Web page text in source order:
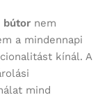
bútor nem
a mindennapi
kínál. A
mind